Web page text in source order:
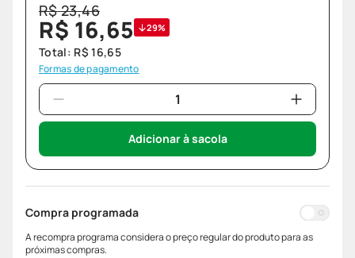
R$23,46
R$ 16,65 29%
Total: R$ 16,65
Formas de pagamento
Adicionar à sacola
Compra programada
A recompra programa considera o preço regular do produto para as
próximas compras.